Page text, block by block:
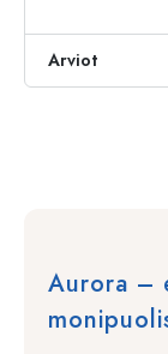
Arviot
Aurora –